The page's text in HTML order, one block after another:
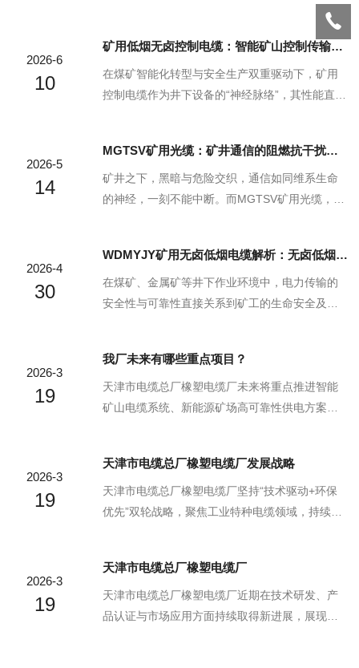
材料与安全结构为核心，适配井下密闭、高湿、
多尘、机械冲击频繁的复杂工况，既满足绿色矿
山建设要求，又为井下供电系统提供可靠安全屏
障。本文从环保特性与安全优势两方面展开，解
析其适配矿山场景的核心价值。一、核心环保特
卤低烟环保材料，不含卤素成分，燃烧时不释放
有毒腐蚀性气体，烟雾量低，符合环保指令要
求。从...
2026-6
10
矿用低烟无卤控制电缆：智能矿山控制传输优选方案
在煤矿智能化转型与安全生产双重驱动下，矿用
控制电缆作为井下设备的“神经脉络”，其性能直接
能矿山控制传输的优选方案，为井下复杂工况筑
牢传输防线。一、本质安全：破解井下火灾风险
的核心密码矿用低烟无卤控制电缆的核心价值，
体，与水分结合形成强腐蚀性酸液，既腐蚀设
备，又会导致人员窒息，同时产生浓密黑烟，短
时间内将巷道能见度...
2026-5
14
MGTSV矿用光缆：矿井通信的阻燃抗干扰核心
矿井之下，黑暗与危险交织，通信如同维系生命
的神经，一刻不能中断。而MGTSV矿用光缆，正
挤压、设备震动，时刻考验着线缆的物理韧性；
高湿、粉尘弥漫，不断侵蚀通信载体；更致命的
是，瓦斯泄漏、煤尘积聚一旦遇火，瞬间便能酿
阻燃，是它守护矿井安全的首要底色。外护套与
填充结构，均选用特殊阻燃材料，经特殊工艺打
造，形...
2026-4
30
WDMYJY矿用无卤低烟电缆解析：无卤低烟技术如何保障井下安全？
在煤矿、金属矿等井下作业环境中，电力传输的
安全性与可靠性直接关系到矿工的生命安全及生
害。而WDMYJY矿用无卤低烟电缆通过创新的无
卤低烟技术，为井下安全提供了系统性解决方
案。一、无卤低烟技术的核心优势WDMYJY矿用
护套则使用特制无卤低烟阻燃聚烯烃材料。这种
材料组合在燃烧时具有三大关键特性：1、无毒气
体释放...
2026-3
19
我厂未来有哪些重点项目？
天津市电缆总厂橡塑电缆厂未来将重点推进智能
矿山电缆系统、新能源矿场高可靠性供电方案及
化、定制化方向升级，持续巩固在工业特种电缆
领域的地位。智能矿山电缆系统研发与应用‌面向
矿山自动化与数字化转型趋势，企业正推进具备‌
障预警。该系统已进入中试阶段，未来将配套智
能综采设备在大型煤矿部署，提升供电安全性与
运维效率。新...
2026-3
19
天津市电缆总厂橡塑电缆厂发展战略
天津市电缆总厂橡塑电缆厂坚持“技术驱动+环保
优先”双轮战略，聚焦工业特种电缆领域，持续强
久性电缆产品的研发与产业化上，致力于为矿
业、电力、石化等严苛应用场景提供可靠解决方
案。其核心战略方向包括：技术与布局深化‌企业
2026-3
19
天津市电缆总厂橡塑电缆厂
天津市电缆总厂橡塑电缆厂近期在技术研发、产
品认证与市场应用方面持续取得新进展，展现出